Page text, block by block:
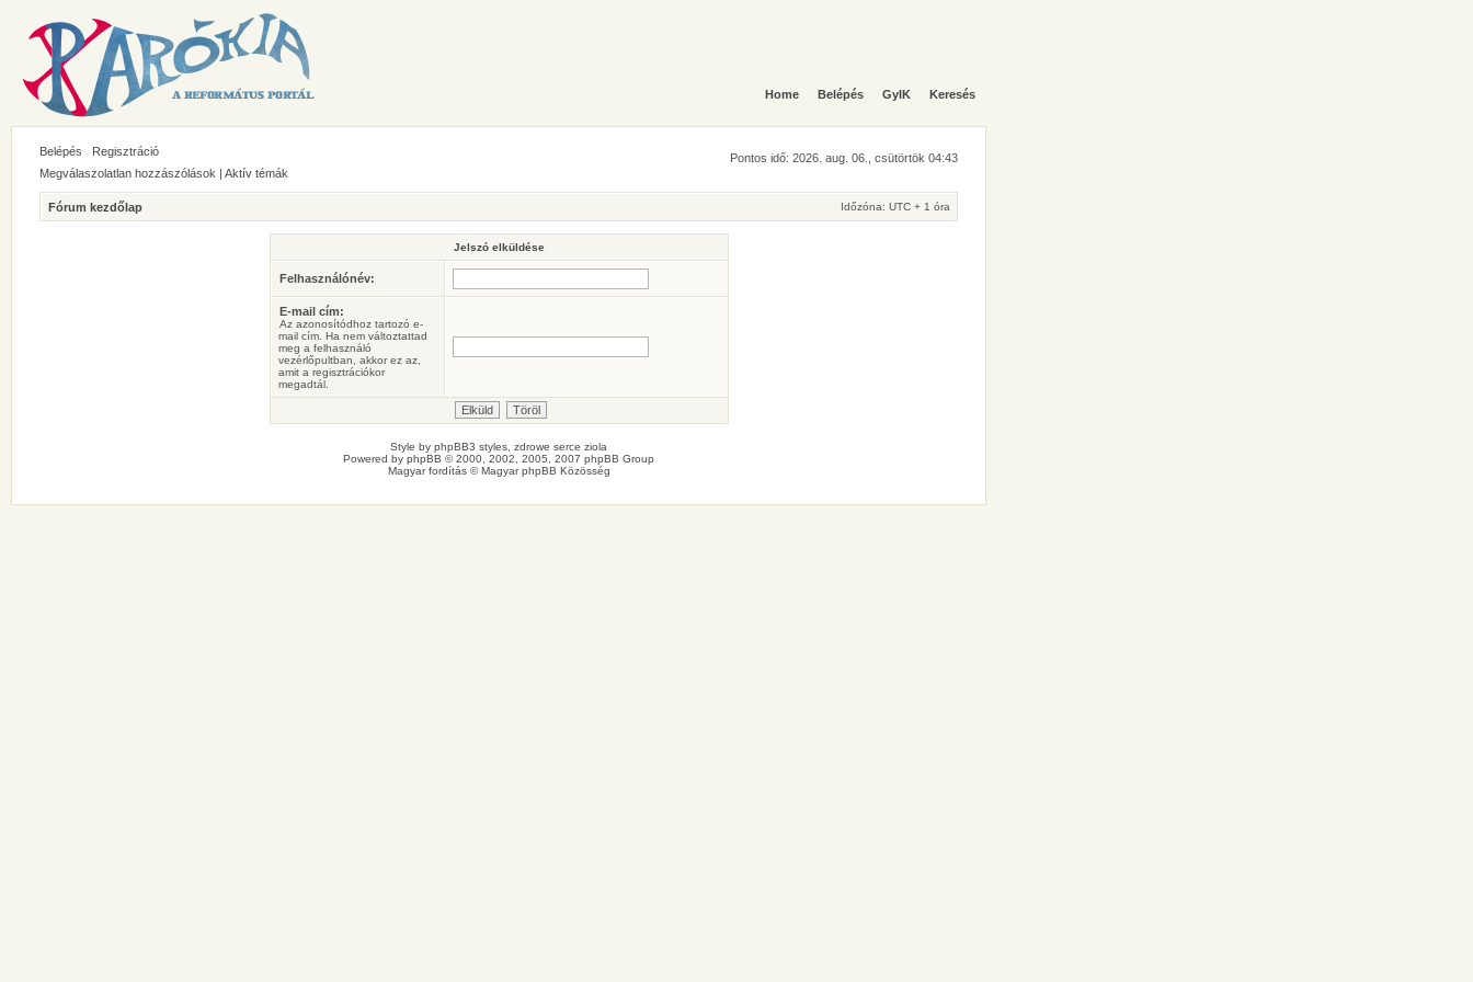
Home Belépés GyIK Keresés
Belépés Regisztráció
Pontos idő: 2026. aug. 06., csütörtök 04:43
Megválaszolatlan hozzászólások | Aktív témák
Fórum kezdőlap Időzóna: UTC + 1 óra
Jelszó elküldése
Felhasználónév:
E-mail cím:
Az azonosítódhoz tartozó e-
mail cím. Ha nem változtattad
meg a felhasználó
vezérlőpultban, akkor ez az,
amit a regisztrációkor
megadtál.
Style by phpBB3 styles , zdrowe serce ziola
Powered by phpBB © 2000, 2002, 2005, 2007 phpBB Group
Magyar fordítás ©Magyar phpBB Közösség